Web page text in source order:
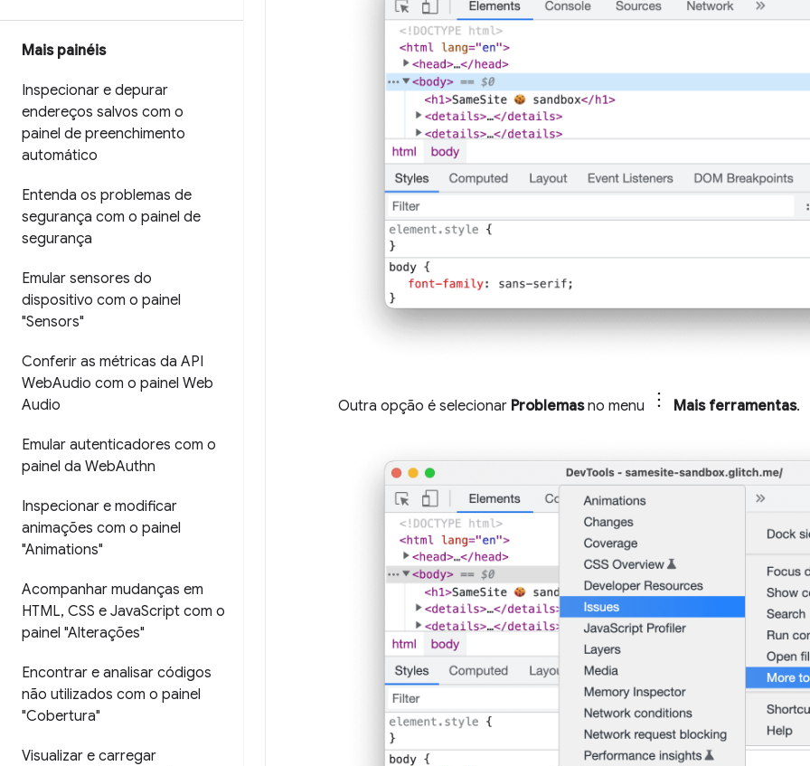
Mais painéis
Inspecionar e depurar
endereços salvos com o
painel de preenchimento
automático
Entenda os problemas de
segurança com o painel de
segurança
Emular sensores do
dispositivo com o painel
"Sensors"
Conferir as métricas da API
WebAudio com o painel Web
Audio
Emular autenticadores com o
painel da WebAuthn
Inspecionar e modificar
animações com o painel
"Animations"
Acompanhar mudanças em
HTML, CSS e JavaScript com o
painel "Alterações"
Encontrar e analisar códigos
não utilizados com o painel
"Cobertura"
Visualizar e carregar
Outra opção é selecionar Problemasno menu Mais ferramentas.